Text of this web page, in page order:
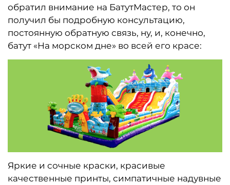
обратил внимание на БатутМастер, то он
получил бы подробную консультацию,
постоянную обратную связь, ну, и, конечно,
батут «На морском дне» во всей его красе:
Яркие и сочные краски, красивые
качественные принты, симпатичные надувные